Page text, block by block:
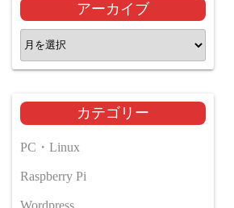
アーカイブ
ア
ー
イ
ブ
カテゴリー
PC・Linux
Raspberry Pi
Wordpress